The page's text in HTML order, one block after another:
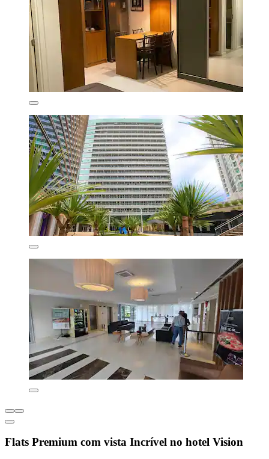
Flats Premium com vista Incrível no hotel Vision